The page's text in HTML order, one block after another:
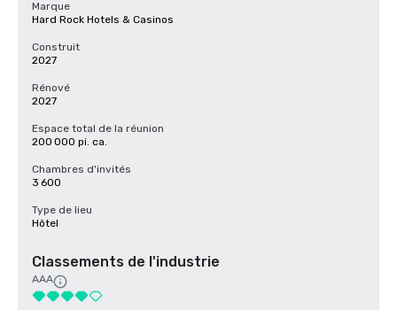
Marque
Hard Rock Hotels & Casinos
Construit
2027
Rénové
2027
Espace total de la réunion
200 000 pi. ca.
Chambres d'invités
3 600
Type de lieu
Hôtel
Classements de l'industrie
AAA